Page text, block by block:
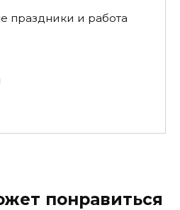
праздники и работа
понравиться